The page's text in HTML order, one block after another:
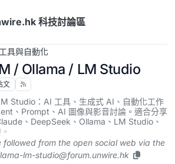
科技討論區
具與自動化
/ Ollama / LM Studio
文
Studio：AI 工具、生成式 AI、自動化工作
、Prompt、AI 圖像與影音討論。適合分享
、DeepSeek、Ollama、LM Studio、
from the open social web via the
lm-studio@forum.unwire.hk